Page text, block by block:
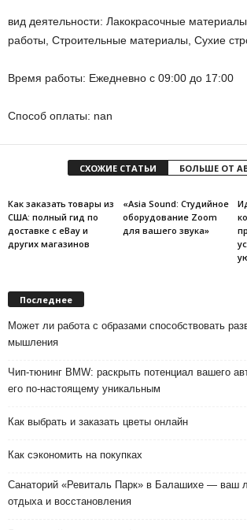
вид деятельности: Лакокрасочные
работы, Строительные материалы, Сухие
Время работы: Ежедневно с 09:00 до 17:00
Способ оплаты: nan
СХОЖИЕ СТАТЬИ БОЛЬШЕ ОТ
Как заказать товары из
США: полный гид по
доставке с eBay и
других магазинов
«Asia Sound: Студийное
оборудование Zoom
для вашего звука»
Последнее
Может ли работа с образами способствовать
мышления
Чип-тюнинг BMW: раскрыть потенциал вашего
его по-настоящему уникальным
Как выбрать и заказать цветы онлайн
Как сэкономить на покупках
Санаторий «Ревиталь Парк» в Балашихе — ваш
отдыха и восстановления